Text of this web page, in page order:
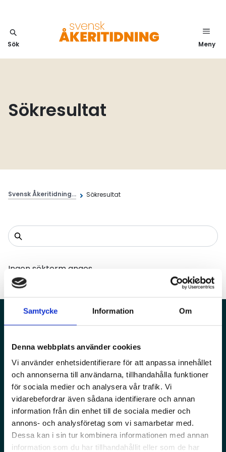
Samtycke Information Om
Denna webbplats använder cookies
Vi använder enhetsidentifierare för att anpassa innehållet
och annonserna till användarna, tillhandahålla funktioner
för sociala medier och analysera vår trafik. Vi
vidarebefordrar även sådana identifierare och annan
information från din enhet till de sociala medier och
annons- och analysföretag som vi samarbetar med.
Dessa kan i sin tur kombinera informationen med annan
information som du har tillhandahållit eller som de har
Sök Meny
Sökresultat
Svensk Åkeritidning... Sökresultat
Ingen sökterm anges.
Aktuellt
Vi lyfter fram de senaste
händelserna i branschen
Informativt
Vi berättar om lagförändringar,
ny teknik och innovationer
Sakligt
Vi speglar verkligheten utan att